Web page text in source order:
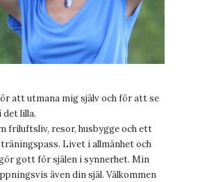
att utmana mig själv och för att se
lilla.
friluftsliv, resor, husbygge och ett
Livet i allmänhet och
gott för själen i synnerhet. Min
även din själ. Välkommen